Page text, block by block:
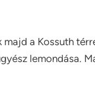
a Kossuth
lemondása.